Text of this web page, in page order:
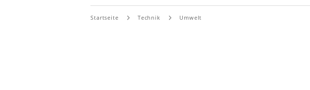
Startseite Technik Umwelt